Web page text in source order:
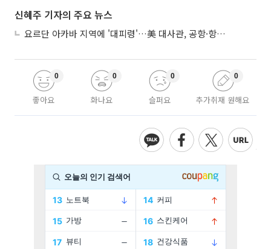
신혜주 기자의 주요 뉴스
요르단 아카바 지역에 '대피령'…美 대사관, 공항·항구 접근 금지 권고
좋아요
0
화나요
0
슬퍼요
0
추가취재 원해요
0